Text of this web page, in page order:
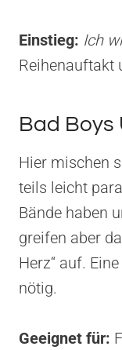
Einstieg: Ich
Reihenauftakt
Bad Boys
Hier mischen
teils leicht
Bände haben
greifen aber
Herz“ auf.
nötig.
Geeignet für: